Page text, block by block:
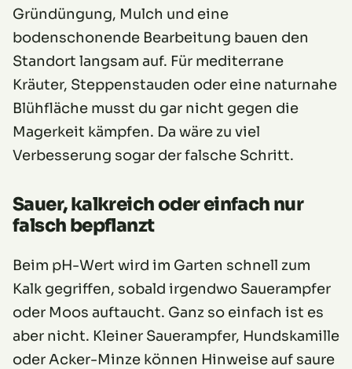
Gründüngung, Mulch und eine
bodenschonende Bearbeitung bauen den
Standort langsam auf. Für mediterrane
Kräuter, Steppenstauden oder eine naturnahe
Blühfläche musst du gar nicht gegen die
Magerkeit kämpfen. Da wäre zu viel
Verbesserung sogar der falsche Schritt.
Sauer, kalkreich oder einfach nur
falsch bepflanzt
Beim pH-Wert wird im Garten schnell zum
Kalk gegriffen, sobald irgendwo Sauerampfer
oder Moos auftaucht. Ganz so einfach ist es
aber nicht. Kleiner Sauerampfer, Hundskamille
oder Acker-Minze können Hinweise auf saure